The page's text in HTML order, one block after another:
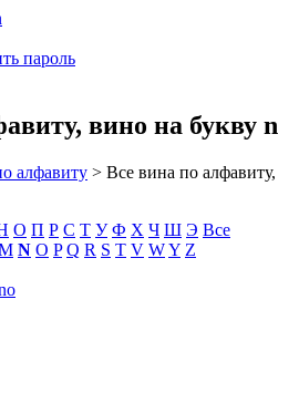
пароль
вино на букву n
алфавиту > Все вина по алфавиту,
О П Р С Т У Ф Х Ч Ш Э Все
N O P Q R S T V WY Z